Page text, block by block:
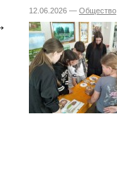
12.06.2026 — Общество